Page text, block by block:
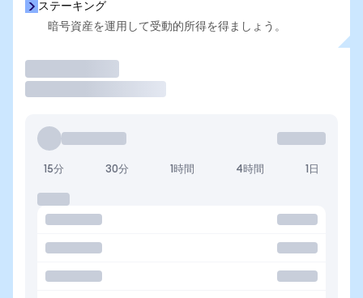
ステーキング
暗号資産を運用して受動的所得を得ましょう。
15分 30分 1時間 4時間 1日